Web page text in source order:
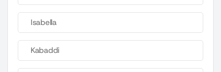
Isabella
Kabaddi